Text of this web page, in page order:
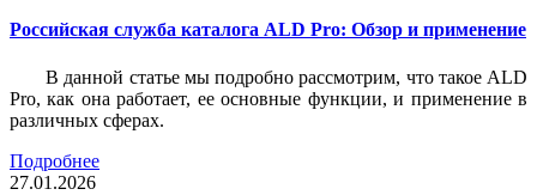
Российская служба каталога ALD Pro: Обзор и применение
В данной статье мы подробно рассмотрим, что такое ALD
Pro, как она работает, ее основные функции, и применение в
различных сферах.
Подробнее
27.01.2026